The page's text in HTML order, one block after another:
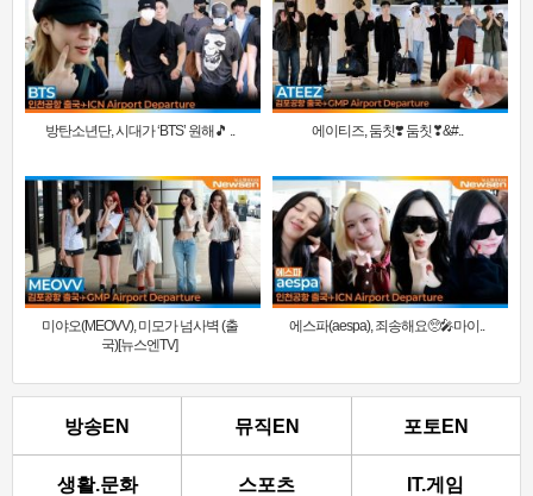
방탄소년단, 시대가 ‘BTS’ 원해🎵 .. 에이티즈, 둠칫❣️ 둠칫❣&#..
미야오(MEOVV), 미모가 넘사벽 (출
국)[뉴스엔TV]
에스파(aespa), 죄송해요🥺🎤마이..
방송EN 뮤직EN 포토EN
생활.문화 스포츠 IT.게임